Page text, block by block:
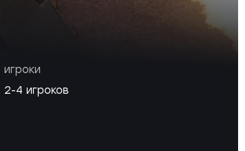
игроки
2-4 игроков